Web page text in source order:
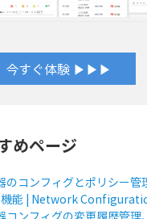
今すぐ体験 ▶▶▶
めページ
のコンフィグとポリシー管
機能 | Network
コンフィグの変更履歴管理